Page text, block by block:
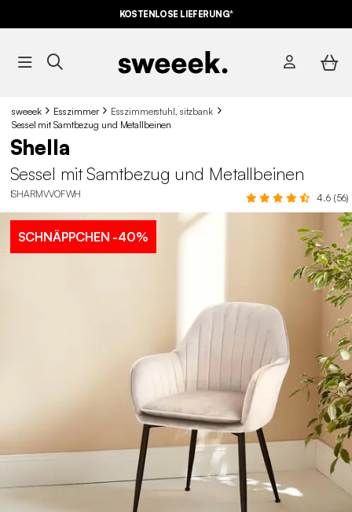
KOSTENLOSE LIEFERUNG*
sweeek Esszimmer
Esszimmerstuhl, sitzbank
Sessel mit Samtbezug und Metallbeinen
Shella
Sessel mit Samtbezug und Metallbeinen
ISHARMVVOFWH 4.6 (56)
SCHNÄPPCHEN -40%